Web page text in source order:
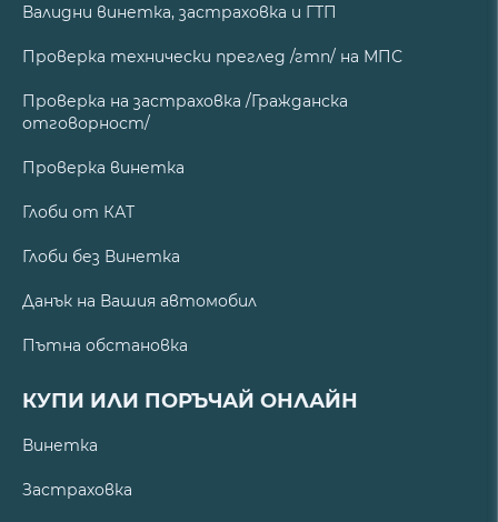
Валидни винетка, застраховка и ГТП
Проверка технически преглед /гтп/ на МПС
Проверка на застраховка /Гражданска
отговорност/
Проверка винетка
Глоби от КАТ
Глоби без Винетка
Данък на Вашия автомобил
Пътна обстановка
КУПИ ИЛИ ПОРЪЧАЙ ОНЛАЙН
Винетка
Застраховка